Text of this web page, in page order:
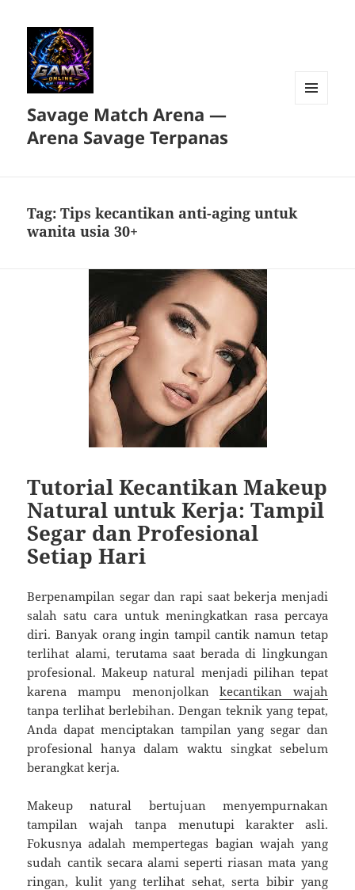
Savage Match Arena —
Arena Savage Terpanas
Tag:Tips kecantikan anti-aging untuk
wanita usia 30+
Tutorial Kecantikan Makeup
Natural untuk Kerja: Tampil
Segar dan Profesional
Setiap Hari
Berpenampilan segar dan rapi saat bekerja menjadi
salah satu cara untuk meningkatkan rasa percaya
diri. Banyak orang ingin tampil cantik namun tetap
terlihat alami, terutama saat berada di lingkungan
profesional. Makeup natural menjadi pilihan tepat
karena mampu menonjolkankecantikan wajah
tanpa terlihat berlebihan. Dengan teknik yang tepat,
Anda dapat menciptakan tampilan yang segar dan
profesional hanya dalam waktu singkat sebelum
berangkat kerja.
Makeup natural bertujuan menyempurnakan
tampilan wajah tanpa menutupi karakter asli.
Fokusnya adalah mempertegas bagian wajah yang
sudah cantik secara alami seperti riasan mata yang
ringan, kulit yang terlihat sehat, serta bibir yang